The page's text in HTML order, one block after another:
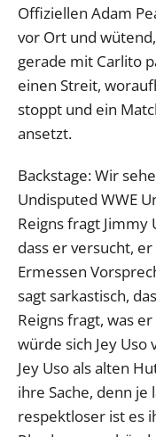
Offiziellen Adam
vor Ort und
gerade mit Carlito
einen Streit,
stoppt und ein
ansetzt.
Backstage: Wir
Undisputed WWE
Reigns fragt Jimmy
dass er versucht,
Ermessen
sagt sarkastisch,
Reigns fragt, was
würde sich Jey
Jey Uso als alten
ihre Sache, denn je
respektloser ist es